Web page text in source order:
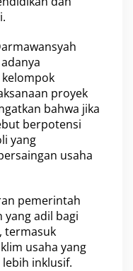
proyek
bahwa jika
berpotensi
yang
usaha
pemerintah
adil bagi
termasuk
usaha yang
inklusif.